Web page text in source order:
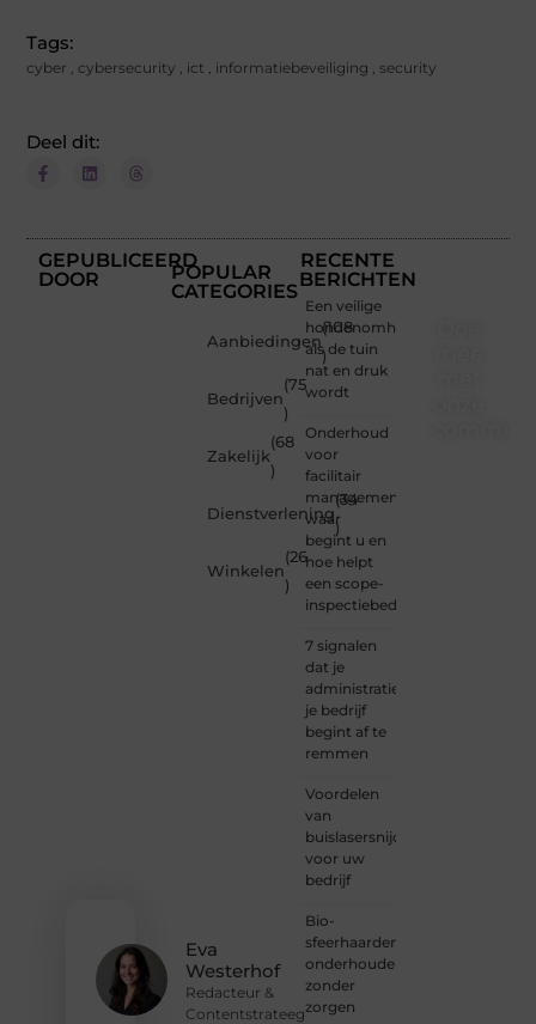
Tags:
cyber cybersecurity ict informatiebeveiliging security
Deel dit:
GEPUBLICEERD
DOOR
Eva
Westerhof
Redacteur &
Contentstrateeg
POPULAR
CATEGORIES
Aanbiedingen
(108
)
Bedrijven
(75
)
Zakelijk
(68
)
Dienstverlening
(34
)
Winkelen
(26
)
RECENTE
BERICHTEN
Een veilige
hondenomheining
als de tuin
nat en druk
wordt
Onderhoud
voor
facilitair
management:
waar
begint u en
hoe helpt
een scope-
inspectiebedrijf?
7 signalen
dat je
administratie
je bedrijf
begint af te
remmen
Voordelen
van
buislasersnijden
voor uw
bedrijf
Bio-
sfeerhaarden
onderhouden
zonder
zorgen